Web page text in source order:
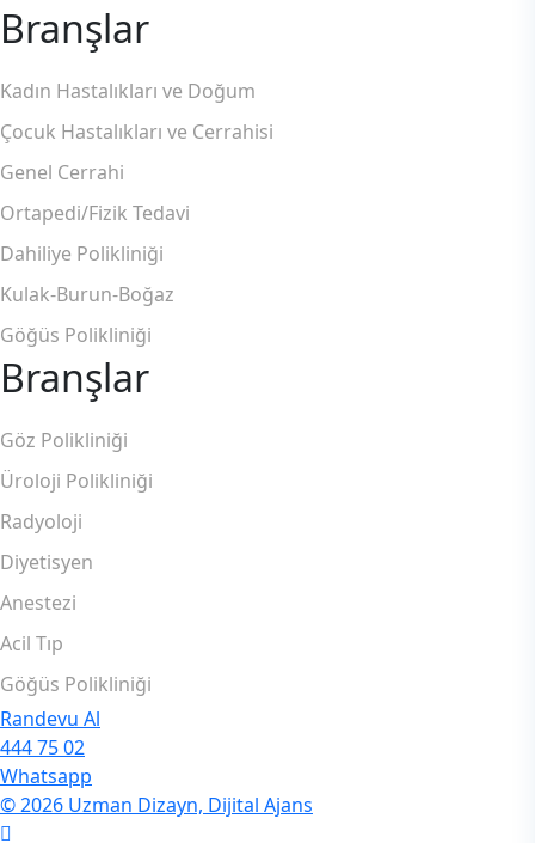
Branşlar
Kadın Hastalıkları ve Doğum
Çocuk Hastalıkları ve Cerrahisi
Genel Cerrahi
Ortapedi/Fizik Tedavi
Dahiliye Polikliniği
Kulak-Burun-Boğaz
Göğüs Polikliniği
Branşlar
Göz Polikliniği
Üroloji Polikliniği
Radyoloji
Diyetisyen
Anestezi
Acil Tıp
Göğüs Polikliniği
Randevu Al
444 75 02
Whatsapp
© 2026 Uzman Dizayn, Dijital Ajans